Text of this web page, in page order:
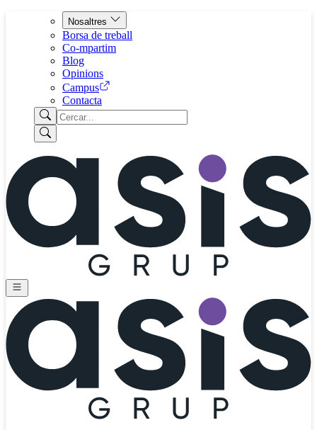
Nosaltres
Borsa de treball
Co-mpartim
Blog
Opinions
Campus
Contacta